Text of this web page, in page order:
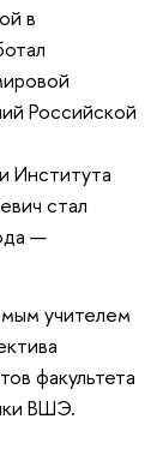
в
Российской
Института
стал
—
учителем
факультета
ВШЭ.